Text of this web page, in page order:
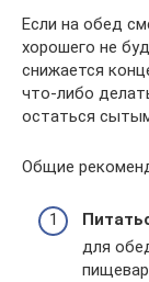
Если на обед
хорошего не
снижается
что-либо
остаться
Общие
для